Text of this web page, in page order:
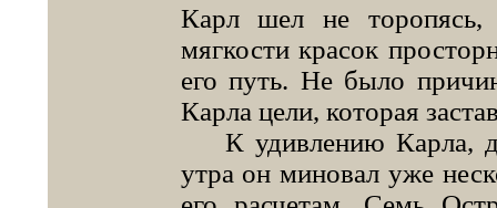
Карл шел не торопясь,
мягкости красок
его путь. Не было
Карла цели, которая
К удивлению Карла,
утра он миновал уже